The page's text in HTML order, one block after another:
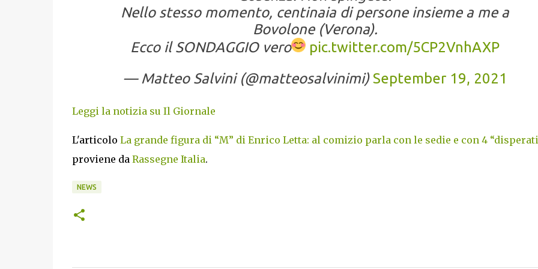
Nello stesso momento, centinaia di persone insieme a me a
Bovolone (Verona).
Ecco il SONDAGGIO vero
pic.twitter.com/5CP2VnhAXP
— Matteo Salvini (@matteosalvinimi)September 19, 2021
Leggi la notizia su Il Giornale
L'articolo La grande figura di “M” di Enrico Letta: al comizio parla con le sedie e con 4
proviene da Rassegne Italia.
NEWS